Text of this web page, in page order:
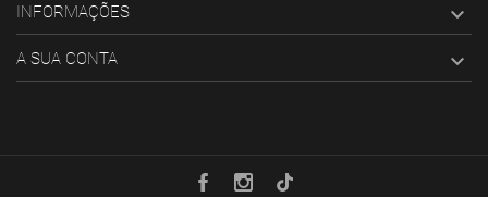
INFORMAÇÕES 
A SUA CONTA 